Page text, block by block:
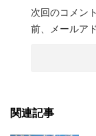
次回のコメン
前、メールア
関連記事